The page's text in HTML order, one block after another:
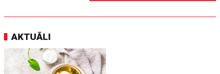
AKTUĀLI